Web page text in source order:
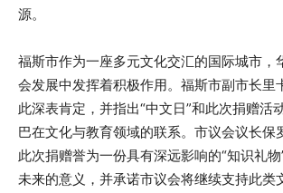
源。
福斯市作为一座多元文化交汇的国际城市，
会发展中发挥着积极作用。福斯市副市长里
此深表肯定，并指出“中文日”和此次捐赠活
巴在文化与教育领域的联系。市议会议长保
此次捐赠誉为一份具有深远影响的“知识礼
未来的意义，并承诺市议会将继续支持此类